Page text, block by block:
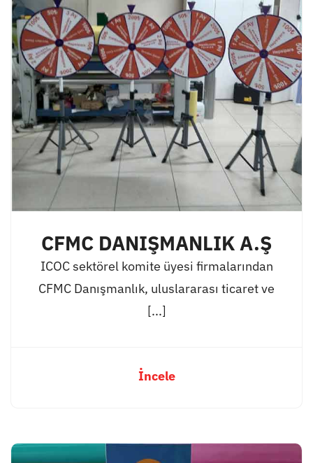
CFMC DANIŞMANLIK A.Ş
ICOC sektörel komite üyesi firmalarından
CFMC Danışmanlık, uluslararası ticaret ve
[...]
İncele